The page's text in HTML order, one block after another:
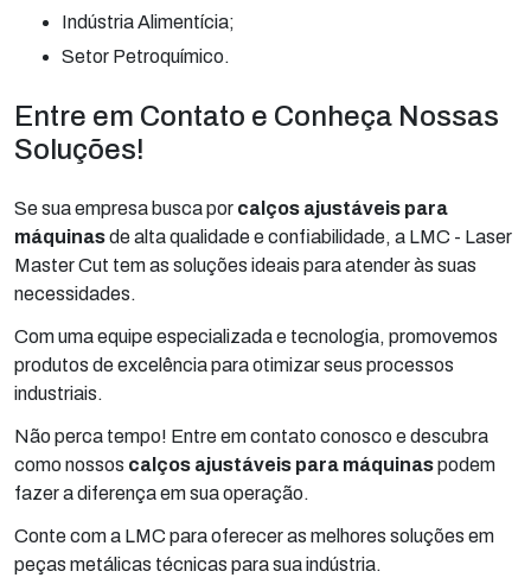
Indústria Alimentícia;
Setor Petroquímico.
Entre em Contato e Conheça Nossas
Soluções!
Se sua empresa busca por calços ajustáveis para
máquinasde alta qualidade e confiabilidade, a LMC - Laser
Master Cut tem as soluções ideais para atender às suas
necessidades.
Com uma equipe especializada e tecnologia, promovemos
produtos de excelência para otimizar seus processos
industriais.
Não perca tempo! Entre em contato conosco e descubra
como nossos calços ajustáveis para máquinaspodem
fazer a diferença em sua operação.
Conte com a LMC para oferecer as melhores soluções em
peças metálicas técnicas para sua indústria.